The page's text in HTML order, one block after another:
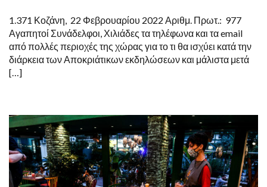
ΓΙΑ
ΤΙΣ
ΑΠΟΚΡΙΈΣ
ΣΤΗΝ
ΕΣΤΊΑΣΗ
ΚΑΙ
1.371 Κοζάνη, 22 Φεβρουαρίου 2022 Αριθμ. Πρωτ.: 977
Αγαπητοί Συνάδελφοι, Χιλιάδες τα τηλέφωνα και τα email
από πολλές περιοχές της χώρας για το τι θα ισχύει κατά την
διάρκεια των Αποκριάτικων εκδηλώσεων και μάλιστα μετά
[…]